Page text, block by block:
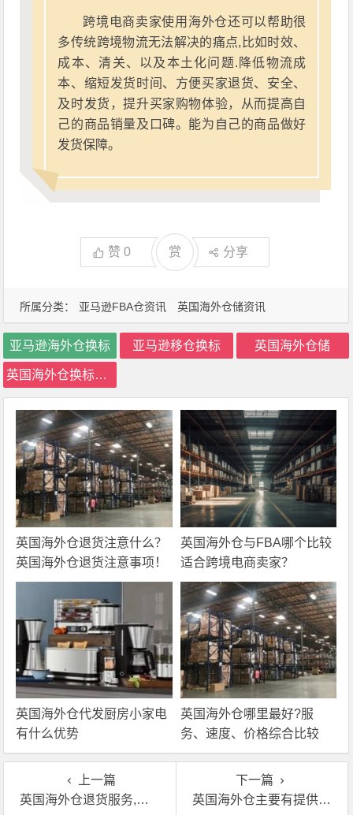
所属分类： 亚马逊FBA仓资讯 英国海外仓储资讯
跨境电商卖家使用海外仓还可以帮助很
多传统跨境物流无法解决的痛点,比如时效、
成本、清关、以及本土化问题.降低物流成
本、缩短发货时间、方便买家退货、安全、
及时发货，提升买家购物体验，从而提高自
己的商品销量及口碑。能为自己的商品做好
发货保障。
赞0 赏 分享
亚马逊海外仓换标 亚马逊移仓换标 英国海外仓储
英国海外仓换标价格
英国海外仓退货注意什么？
英国海外仓退货注意事项！
英国海外仓与FBA哪个比较
适合跨境电商卖家？
英国海外仓代发厨房小家电
有什么优势
英国海外仓哪里最好?服
务、速度、价格综合比较
上一篇
英国海外仓退货服务,英国海外仓怎么退货？
下一篇
英国海外仓主要有提供哪些服务呢?一起来看看